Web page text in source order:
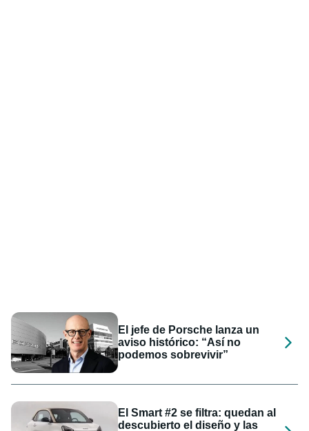
El jefe de Porsche lanza un
aviso histórico: “Así no
podemos sobrevivir”
El Smart #2 se filtra: quedan al
descubierto el diseño y las